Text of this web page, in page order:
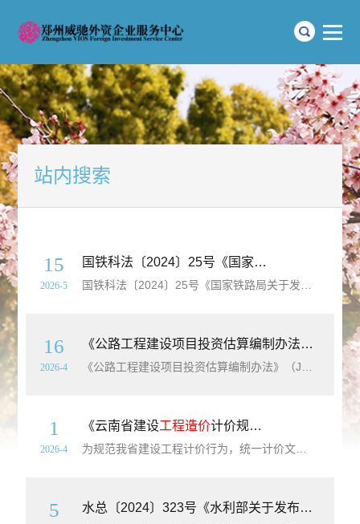
站内搜索
15
2026-5
国铁科法〔2024〕25号《国家铁路局关于发布〈铁路
工
16
2026-4
《公路工程建设项目投资估算编制办法》（JTG3820-2018）【全文附高清无水印PDF+可编辑Word版下载】
1
2026-4
《云南省建设工程造价计价规则及机械仪器仪表台班费用定额》（DBJ53/T-58-2020）【高清无水印PDF版下载】
5 水总〔2024〕323号《水利部关于发布〈水利工程设计概（估）算编制规定〉及水利工程系列定额的通知》【附红头文件及全部附件下载】